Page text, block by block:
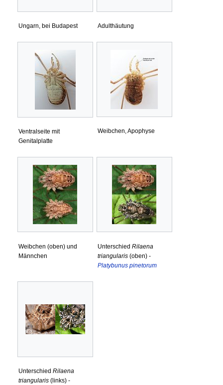
Ungarn, bei Budapest Adulthäutung
Ventralseite mit
Genitalplatte
Weibchen, Apophyse
Weibchen (oben) und
Männchen
Unterschied Rilaena
triangularis (oben) -
Platybunus pinetorum
Unterschied Rilaena
triangularis (links) -